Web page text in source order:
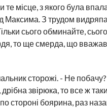
місце, з якого була
Максима. З трудом
сього обминайте,
то ще смерда, що вважав
сторожі. - Не
звірюка, то все ж
по стороні боярина, раз